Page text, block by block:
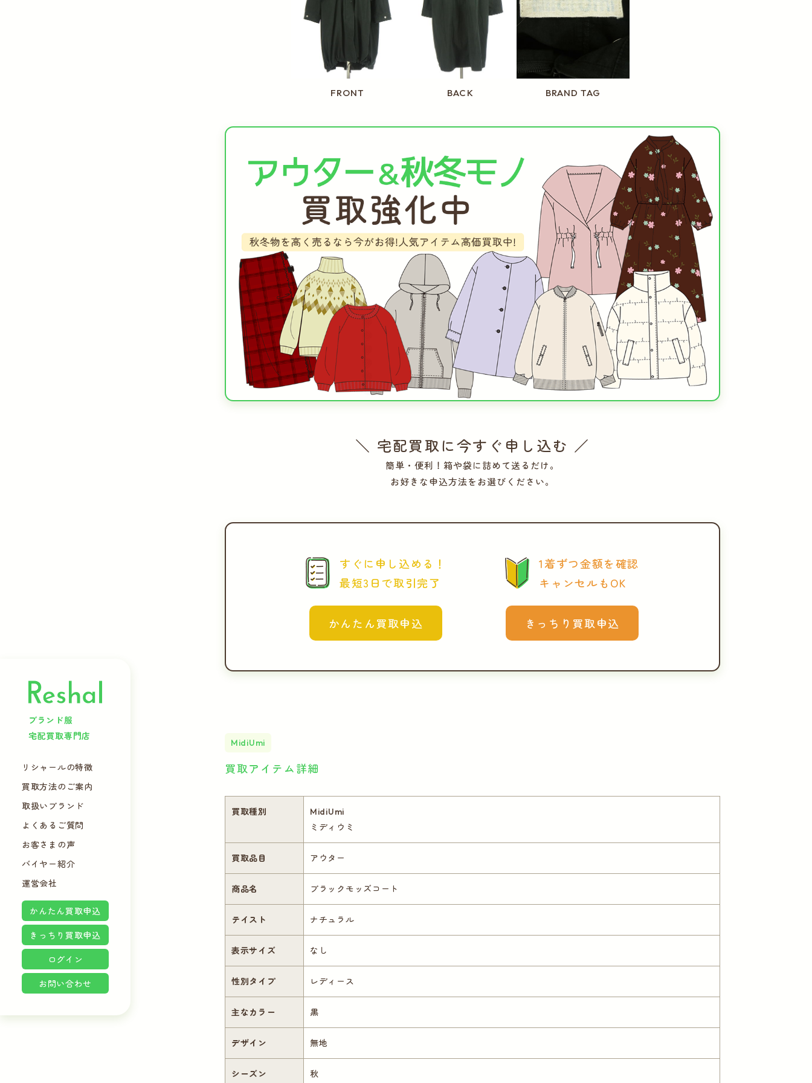
ブランド服
宅配買取専門店
リシャールの特徴
買取方法のご案内
取扱いブランド
よくあるご質問
お客さまの声
バイヤー紹介
運営会社
かんたん買取申込
きっちり買取申込
ログイン
お問い合わせ
FRONT BACK BRAND TAG
＼ 宅配買取に今すぐ申し込む ／
簡単・便利！箱や袋に詰めて送るだけ。
お好きな申込方法をお選びください。
すぐに申し込める！
最短3日で取引完了
かんたん買取申込
1着ずつ金額を確認
キャンセルもOK
きっちり買取申込
MidiUmi
買取アイテム詳細
買取種別
MidiUmi
ミディウミ
買取品目 アウター
商品名 ブラックモッズコート
テイスト ナチュラル
表示サイズ なし
性別タイプ レディース
主なカラー 黒
デザイン 無地
シーズン 秋